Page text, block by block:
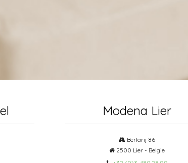
Modena Lier
Berlarij 86
2500 Lier - Belgie